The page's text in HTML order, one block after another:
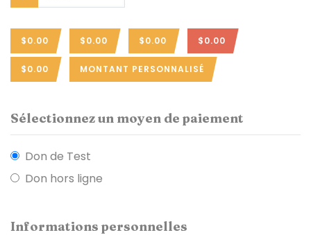
$0.00 $0.00 $0.00 $0.00
$0.00 MONTANT PERSONNALISÉ
Sélectionnez un moyen de paiement
Don de Test
Don hors ligne
Informations personnelles